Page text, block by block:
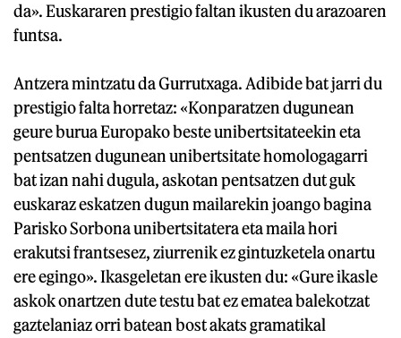
da». Euskararen prestigio faltan ikusten du arazoaren
funtsa.
Antzera mintzatu da Gurrutxaga. Adibide bat jarri du
prestigio falta horretaz: «Konparatzen dugunean
geure burua Europako beste unibertsitateekin eta
pentsatzen dugunean unibertsitate homologagarri
bat izan nahi dugula, askotan pentsatzen dut guk
euskaraz eskatzen dugun mailarekin joango bagina
Parisko Sorbona unibertsitatera eta maila hori
erakutsi frantsesez, ziurrenik ez gintuzketela onartu
ere egingo». Ikasgeletan ere ikusten du: «Gure ikasle
askok onartzen dute testu bat ez ematea balekotzat
gaztelaniaz orri batean bost akats gramatikal